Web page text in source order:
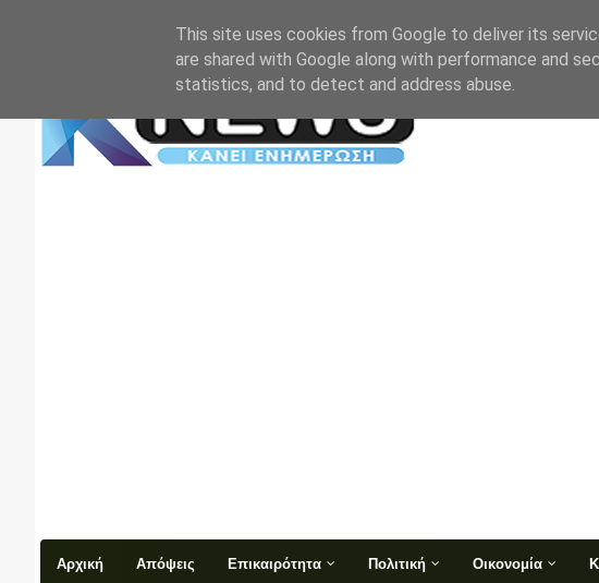
Αρχική Απόψεις Επικαιρότητα Πολιτική Οικονομία
This site uses cookies from Google to deliver its
are shared with Google along with performance and
statistics, and to detect and address abuse.